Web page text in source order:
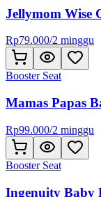
Jellymom Wise
Rp79.000/2 minggu
Booster Seat
Mamas Papas
Rp99.000/2 minggu
Booster Seat
Ingenuity Baby